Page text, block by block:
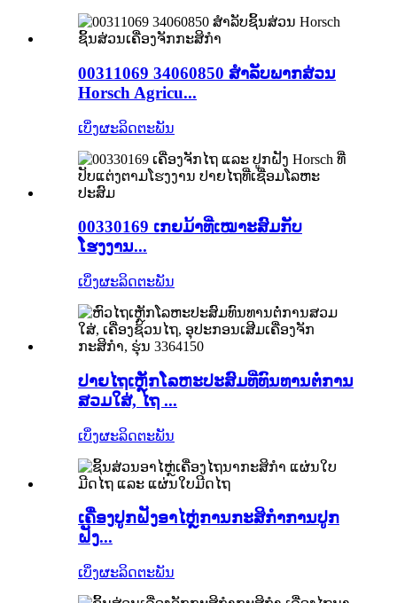
00311069 34060850 ສໍາລັບພາກສ່ວນ
Horsch Agricu...
ເບິ່ງຜະລິດຕະພັນ
00330169 ເກຍມ້າທີ່ເໝາະສົມກັບ
ໂຮງງານ...
ເບິ່ງຜະລິດຕະພັນ
ປາຍໄຖເຫຼັກໂລຫະປະສົມທີ່ທົນທານຕໍ່ການ
ສວມໃສ່, ໄຖ ...
ເບິ່ງຜະລິດຕະພັນ
ເຄື່ອງ​ປູກ​ຝັງ​ອາ​ໄຫຼ່​ການ​ກະ​ສິ​ກໍາ​ການ​ປູກ​
ຝັງ...
ເບິ່ງຜະລິດຕະພັນ